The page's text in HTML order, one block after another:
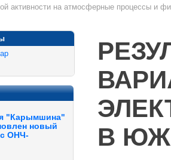
активности на атмосферные процессы и
"Карымшина"
новый
ОНЧ-
В